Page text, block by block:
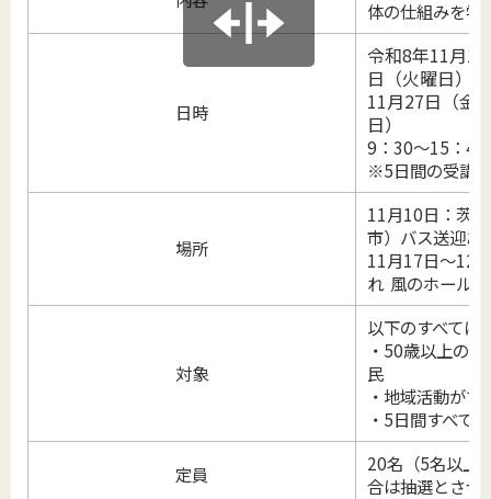
体の仕組みを学
日時
令和8年11月
日（火曜日）
11月27日（金
日）
9：30～15：45
※5日間の受講
場所
11月10日：茨
市）バス送迎あ
11月17日～12
れ 風のホール
対象
以下のすべてに
・50歳以上の
民
・地域活動がで
・5日間すべて
定員
20名（5名以上
合は抽選とさせ